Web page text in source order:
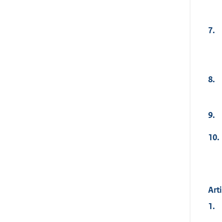
7.
8.
9.
10.
1.